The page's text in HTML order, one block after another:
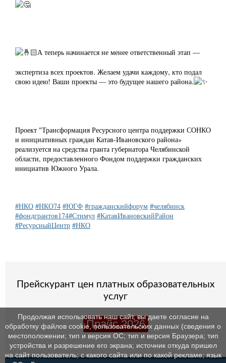
А теперь начинается не менее ответственный этап —
экспертиза всех проектов. Желаем удачи каждому, кто подал
свою идею! Ваши проекты — это будущее нашего района.
Проект "Трансформация Ресурсного центра поддержки СОНКО
и инициативных граждан Катав-Ивановского района»
реализуется на средства гранта губернатора Челябинской
области, предоставленного Фондом поддержки гражданских
инициатив Южного Урала.
#НКО #НКО74 #ЮГФ #гражданскийфорум #челябинск
#фондгрантов174#Стимул #КатавИвановскийРайон
#РесурсныйЦентр #НКО
Прейскурант цен платных образовательных
услуг
Прайс 2026
Продолжая использовать наш сайт, вы даете согласие на
обработку файлов cookie, пользовательских данных (сведения о
местоположении; тип и версия ОС; тип и версия Браузера; тип
устройства и разрешение его экрана; источник откуда пришел
на сайт пользователь; с какого сайта или по какой рекламе; язык